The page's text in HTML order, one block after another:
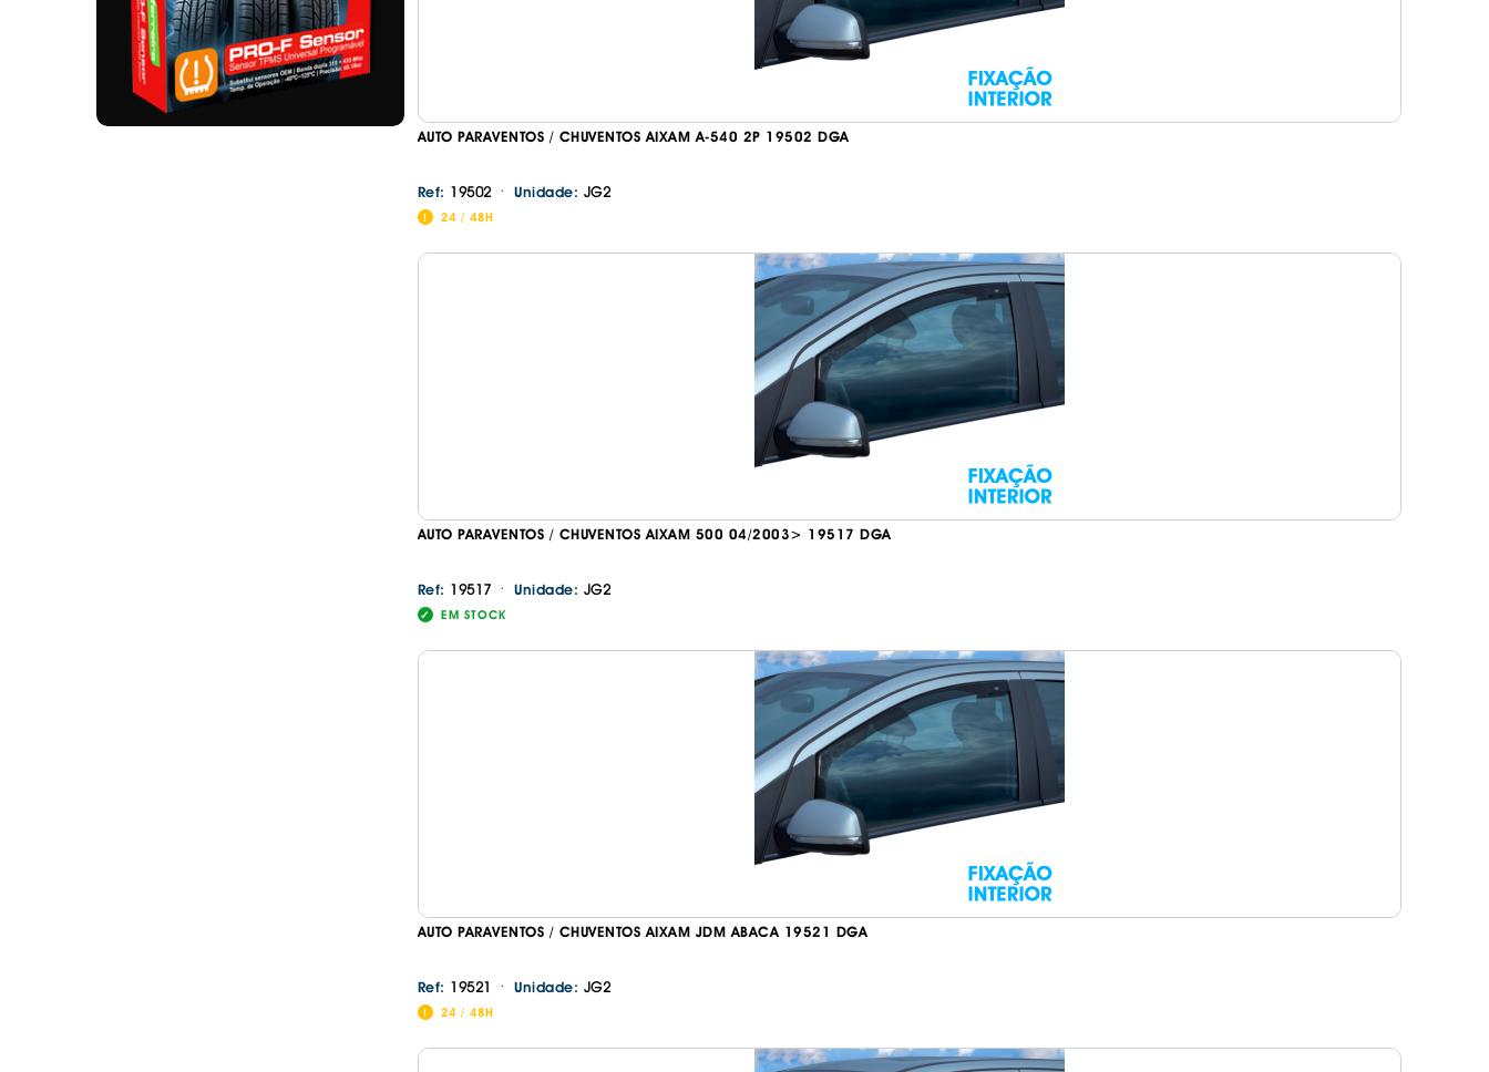
AUTO PARAVENTOS / CHUVENTOS AIXAM A-540 2P 19502 DGA
Ref: 19502 · Unidade: JG2
24 / 48H
AUTO PARAVENTOS / CHUVENTOS AIXAM 500 04/2003> 19517 DGA
Ref: 19517 · Unidade: JG2
EM STOCK
AUTO PARAVENTOS / CHUVENTOS AIXAM JDM ABACA 19521 DGA
Ref: 19521 · Unidade: JG2
24 / 48H
Ir para o carrinho